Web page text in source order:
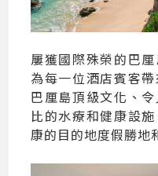
屢獲國際殊榮的巴
為每一位酒店賓客
巴厘島頂級文化、
比的水療和健康設
康的目的地度假勝地